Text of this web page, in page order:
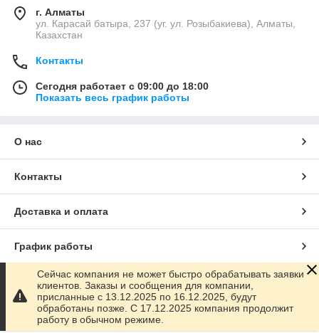
г. Алматы
ул. Карасай батыра, 237 (уг. ул. Розыбакиева), Алматы,
Казахстан
Контакты
Сегодня работает с 09:00 до 18:00
Показать весь график работы
О нас
Контакты
Доставка и оплата
График работы
Полная версия сайта
Сайт создан на маркетплейсе
Сейчас компания не может быстро обрабатывать заявки
клиентов. Заказы и сообщения для компании,
присланные с 13.12.2025 по 16.12.2025, будут
обработаны позже. С 17.12.2025 компания продолжит
работу в обычном режиме.